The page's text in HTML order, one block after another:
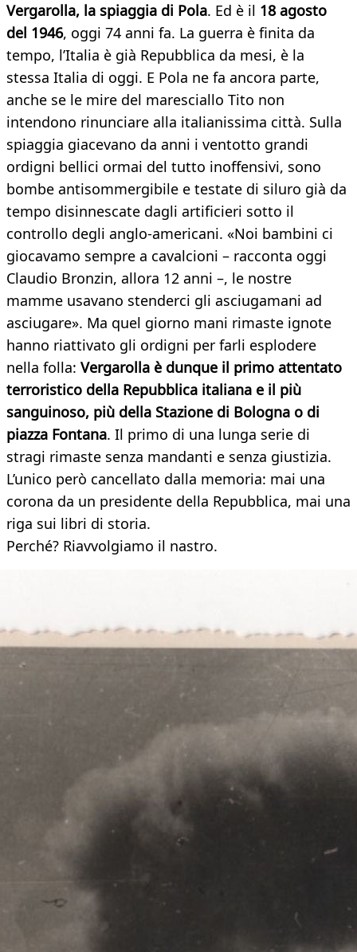
Vergarolla, la spiaggia di Pola. Ed è il 18 agosto
del 1946, oggi 74 anni fa. La guerra è finita da
tempo, l’Italia è già Repubblica da mesi, è la
stessa Italia di oggi. E Pola ne fa ancora parte,
anche se le mire del maresciallo Tito non
intendono rinunciare alla italianissima città. Sulla
spiaggia giacevano da anni i ventotto grandi
ordigni bellici ormai del tutto inoffensivi, sono
bombe antisommergibile e testate di siluro già da
tempo disinnescate dagli artificieri sotto il
controllo degli anglo-americani. «Noi bambini ci
giocavamo sempre a cavalcioni – racconta oggi
Claudio Bronzin, allora 12 anni –, le nostre
mamme usavano stenderci gli asciugamani ad
asciugare». Ma quel giorno mani rimaste ignote
hanno riattivato gli ordigni per farli esplodere
nella folla: Vergarolla è dunque il primo attentato
terroristico della Repubblica italiana e il più
sanguinoso, più della Stazione di Bologna o di
piazza Fontana. Il primo di una lunga serie di
stragi rimaste senza mandanti e senza giustizia.
L’unico però cancellato dalla memoria: mai una
corona da un presidente della Repubblica, mai una
riga sui libri di storia.
Perché? Riavvolgiamo il nastro.